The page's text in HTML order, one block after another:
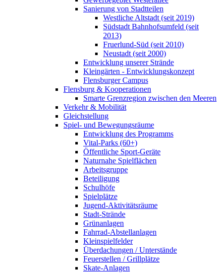
Sanierung von Stadtteilen
Westliche Altstadt (seit 2019)
Südstadt Bahnhofsumfeld (seit
2013)
Fruerlund-Süd (seit 2010)
Neustadt (seit 2000)
Entwicklung unserer Strände
Kleingärten - Entwicklungskonzept
Flensburger Campus
Flensburg & Kooperationen
Smarte Grenzregion zwischen den Meeren
Verkehr & Mobilität
Gleichstellung
Spiel- und Bewegungsräume
Entwicklung des Programms
Vital-Parks (60+)
Öffentliche Sport-Geräte
Naturnahe Spielflächen
Arbeitsgruppe
Beteiligung
Schulhöfe
Spielplätze
Jugend-Aktivitätsräume
Stadt-Strände
Grünanlagen
Fahrrad-Abstellanlagen
Kleinspielfelder
Überdachungen / Unterstände
Feuerstellen / Grillplätze
Skate-Anlagen